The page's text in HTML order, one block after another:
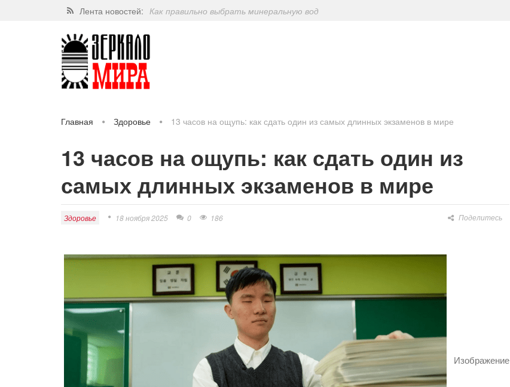
Лента новостей: Завершат ли когда-нибудь периодическу
Через 5 лет люди могут поселиться на Лу
Главная Здоровье 13 часов на ощупь: как сдать один из самых длинных экзаменов в мире
13 часов на ощупь: как сдать один из
самых длинных экзаменов в мире
Здоровье 18 ноября 2025 0 186 Поделитесь
Изображение